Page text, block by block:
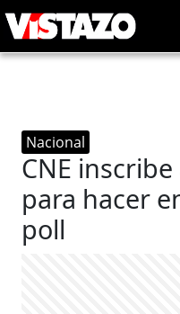
Nacional
CNE
para hacer
poll